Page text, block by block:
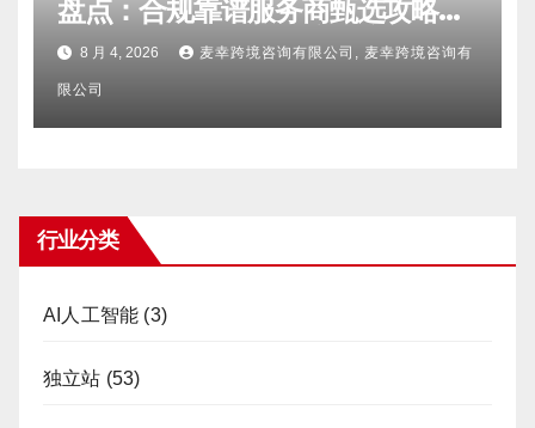
盘点：合规靠谱服务商甄选攻略、
避坑FAQ及标杆机构实力详解
8 月 4, 2026 麦幸跨境咨询有限公司, 麦幸跨境咨询有
限公司
行业分类
AI人工智能 (3)
独立站 (53)